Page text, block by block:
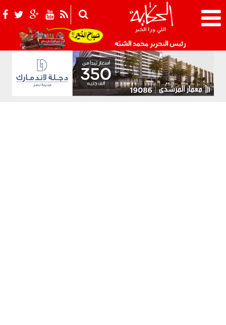
رئيس التحرير محمد الشبّه 021_2.png